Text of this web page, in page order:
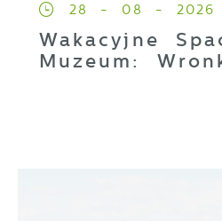
28 - 08 - 2026
Wakacyjne
Muzeum: